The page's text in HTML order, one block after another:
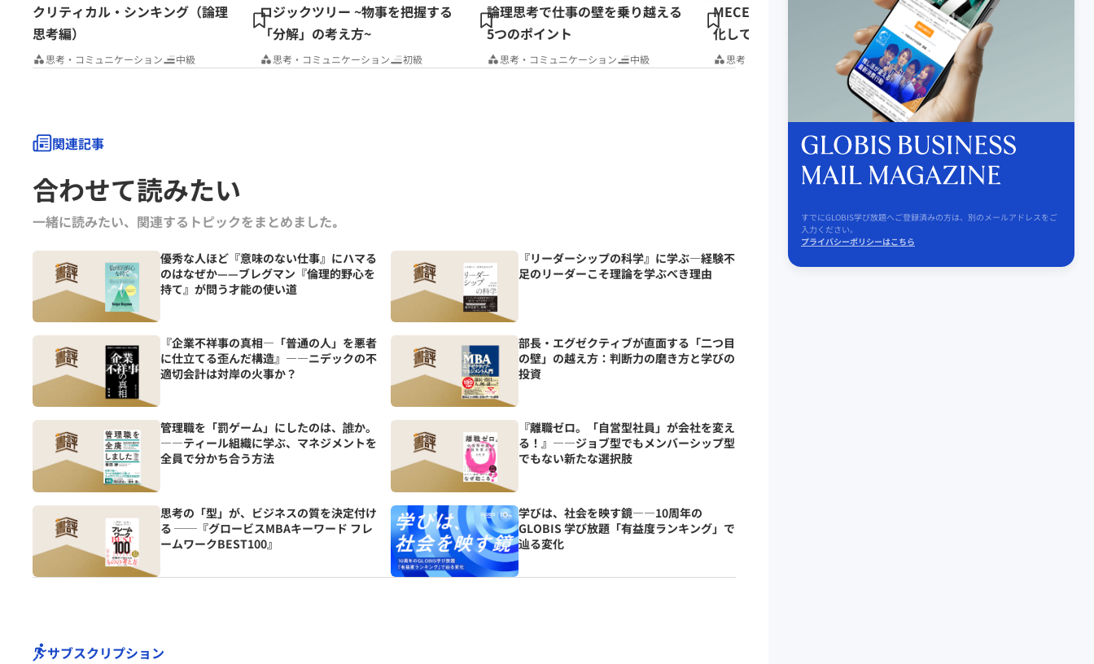
クリティカル・シンキング（論理
思考編）
思考・コミュニケーション 中級
ロジックツリー ~物事を把握する
「分解」の考え方~
思考・コミュニケーション 初級
論理思考で仕事の壁を乗り越える
5つのポイント
思考・コミュニケーション 中級
MECE ~抜け漏れなく分解・構造
化して考える~
思考・コミュニケーション 初級
クリティカル・シンキン
題解決編）
思考・コミュニケーション
関連記事
合わせて読みたい
一緒に読みたい、関連するトピックをまとめました｡
優秀な人ほど『意味のない仕事』にハマる
のはなぜか——ブレグマン『倫理的野心を
持て』が問う才能の使い道
『リーダーシップの科学』に学ぶ―経験不
足のリーダーこそ理論を学ぶべき理由
『企業不祥事の真相―「普通の人」を悪者
に仕立てる歪んだ構造』――ニデックの不
適切会計は対岸の火事か？
部長・エグゼクティブが直面する「二つ目
の壁」の越え方：判断力の磨き方と学びの
投資
管理職を「罰ゲーム」にしたのは、誰か。
――ティール組織に学ぶ、マネジメントを
全員で分かち合う方法
『離職ゼロ。「自営型社員」が会社を変え
る！』――ジョブ型でもメンバーシップ型
でもない新たな選択肢
思考の「型」が、ビジネスの質を決定付け
る ──『グロービスMBAキーワード フレ
ームワークBEST100』
学びは、社会を映す鏡――10周年の
GLOBIS 学び放題「有益度ランキング」で
辿る変化
サブスクリプション
すでにGLOBIS学び放題へご登録済みの方は、別のメールアドレスをご
入力ください。
プライバシーポリシーはこちら